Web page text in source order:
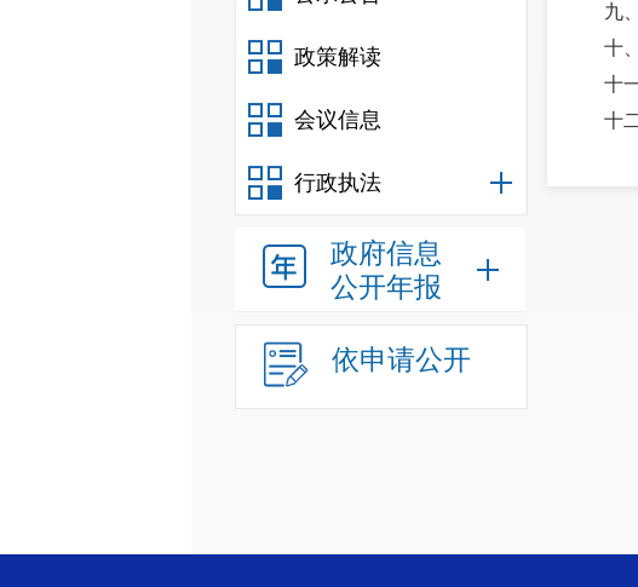
政策解读
会议信息
行政执法
政府信息
公开年报
依申请公开
九
十
十
十
（